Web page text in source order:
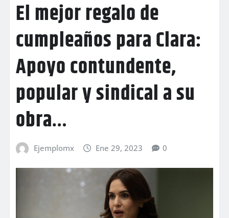
El mejor regalo de
cumpleaños para Clara:
Apoyo contundente,
popular y sindical a su
obra…
Ejemplomx Ene 29, 2023 0